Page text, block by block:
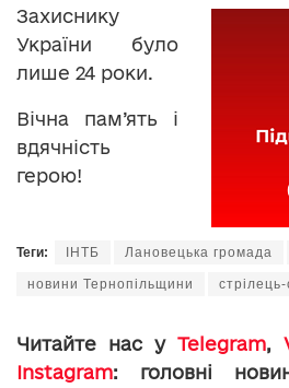
Захиснику
України було
лише 24 роки.
Вічна пам’ять і
вдячність
герою!
Теги: ІНТБ Лановецька громада
новини Тернопільщини
Читайте нас у Telegram,
Instagram: головні